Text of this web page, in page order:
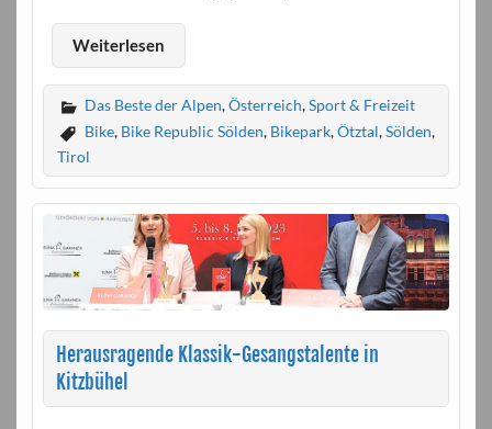
Weiterlesen
Das Beste der Alpen,Österreich,Sport & Freizeit
Bike, Bike Republic Sölden, Bikepark,Ötztal,Sölden,
Tirol
Herausragende Klassik-Gesangstalente in
Kitzbühel